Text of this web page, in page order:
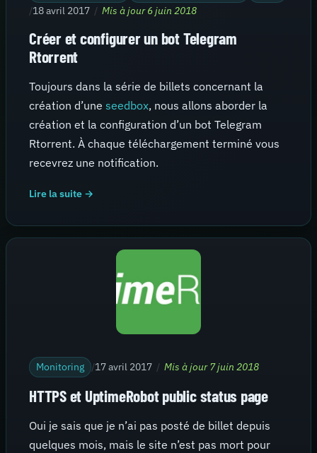
/18 avril 2017 / Mis à jour 6 juin 2018
Créer et configurer un bot Telegram
Rtorrent
Toujours dans la série de billets concernant la
création d’une seedbox, nous allons aborder la
création et la configuration d’un bot Telegram
Rtorrent. À chaque téléchargement terminé vous
recevrez une notification.
Lire la suite →
Monitoring /17 avril 2017 / Mis à jour 7 juin 2018
HTTPS et UptimeRobot public status page
Oui je sais que je n’ai pas posté de billet depuis
quelques mois, mais le site n’est pas mort pour